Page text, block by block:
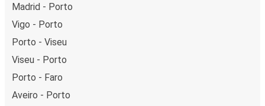
Madrid - Porto
Vigo - Porto
Porto - Viseu
Viseu - Porto
Porto - Faro
Aveiro - Porto